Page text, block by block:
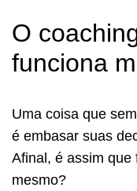
O
funciona
Uma coisa que
é embasar suas
Afinal, é assim que
mesmo?